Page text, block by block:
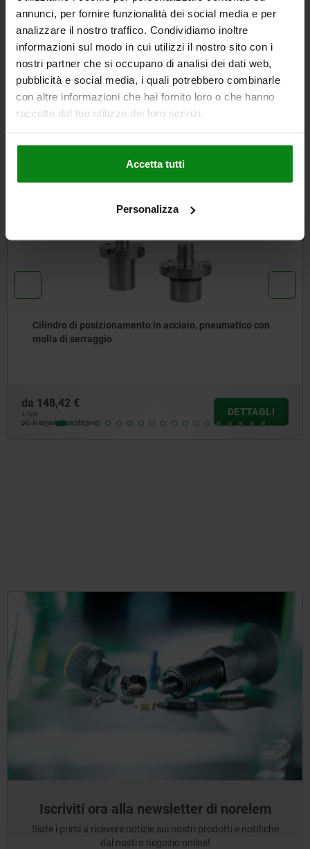
annunci, per fornire funzionalità dei social media e per
analizzare il nostro traffico. Condividiamo inoltre
informazioni sul modo in cui utilizzi il nostro sito con i
nostri partner che si occupano di analisi dei dati web,
pubblicità e social media, i quali potrebbero combinarle
con altre informazioni che hai fornito loro o che hanno
raccolto dal tuo utilizzo dei loro servizi.
Accetta tutti
Personalizza
DETTAGLI
CAD
SCARICARE
anche
pneumatico con
DETTAGLI
03114
Perno di centraggio per
più le spese di spedizione
Iscriviti ora alla newsletter di norelem
Siate i primi a ricevere notizie sui nostri prodotti e notifiche
dal nostro negozio online!